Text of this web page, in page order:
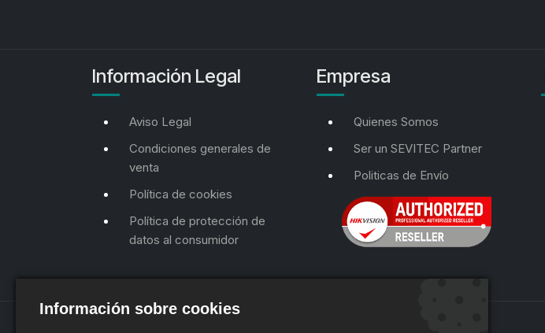
Información Legal
Aviso Legal
Condiciones generales de
venta
Política de cookies
Política de protección de
datos al consumidor
Empresa
Quienes Somos
Ser un SEVITEC Partner
Politicas de Envío
Información sobre cookies